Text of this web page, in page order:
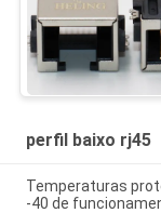
perfil baixo rj45
Temperaturas
-40 de